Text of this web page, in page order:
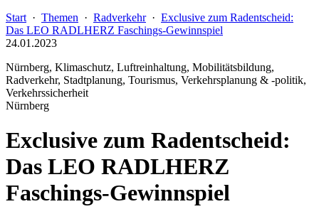
Start · Themen · Radverkehr· Exclusive zum Radentscheid:
Das LEO RADLHERZ Faschings-Gewinnspiel
24.01.2023
Nürnberg, Klimaschutz, Luftreinhaltung, Mobilitätsbildung,
Radverkehr, Stadtplanung, Tourismus, Verkehrsplanung & -politik,
Verkehrssicherheit
Nürnberg
Exclusive zum Radentscheid:
Das LEO RADLHERZ
Faschings-Gewinnspiel